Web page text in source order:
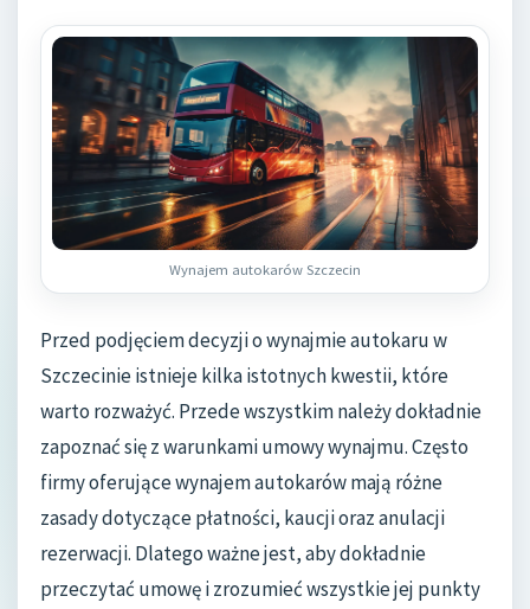
Wynajem autokarów Szczecin
Przed podjęciem decyzji o wynajmie autokaru w
Szczecinie istnieje kilka istotnych kwestii, które
warto rozważyć. Przede wszystkim należy dokładnie
zapoznać się z warunkami umowy wynajmu. Często
firmy oferujące wynajem autokarów mają różne
zasady dotyczące płatności, kaucji oraz anulacji
rezerwacji. Dlatego ważne jest, aby dokładnie
przeczytać umowę i zrozumieć wszystkie jej punkty